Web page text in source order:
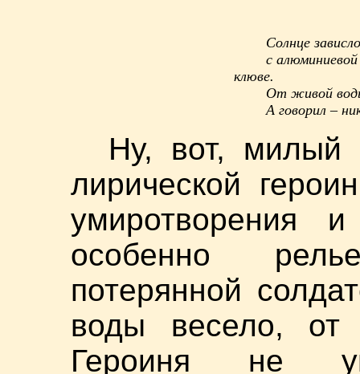
Солнце
с
клюве.
От живой
А говорил –
Ну, вот, милый
лирической
умиротворения
особенно
потерянной
воды весело,
Героиня не